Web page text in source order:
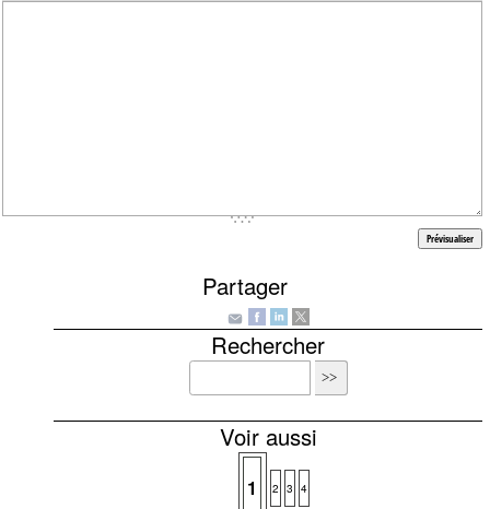
Partager
Rechercher
Voir aussi
1 2 3 4